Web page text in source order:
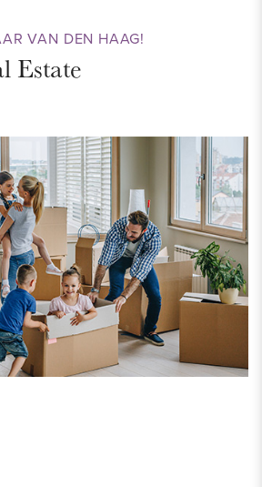
kledingwinkels, gezellige
De sport- en tennisvelden en de
A4, A13 en A12.
trap naar 2e verdieping.
met veel sfeer dankzij de
extra dakraam biedt de ruimte veel
aparte keuken is voorzien van
Verder is er een koffiemachine en
VAN DEN HAAG!
Estate